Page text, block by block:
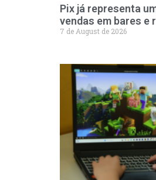
Pix já representa
vendas em bares e
7 de August de 2026